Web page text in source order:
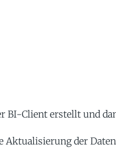
BI-Client erstellt und
Aktualisierung der